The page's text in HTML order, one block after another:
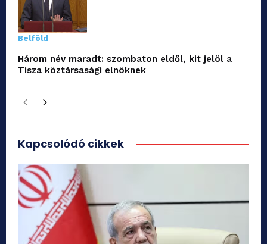
Belföld
Három név maradt: szombaton eldől, kit jelöl a
Tisza köztársasági elnöknek
Kapcsolódó cikkek